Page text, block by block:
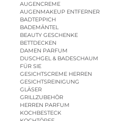
AUGENCREME
AUGENMAKEUP ENTFERNER
BADTEPPICH
BADEMÄNTEL
BEAUTY GESCHENKE
BETTDECKEN
DAMEN PARFUM
DUSCHGEL & BADESCHAUM
FÜR SIE
GESICHTSCREME HERREN
GESICHTSREINIGUNG
GLÄSER
GRILLZUBEHÖR
HERREN PARFUM
KOCHBESTECK